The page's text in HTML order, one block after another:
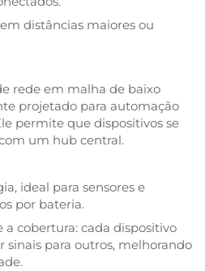
distâncias maiores ou
rede em malha de baixo
projetado para automação
permite que dispositivos se
um hub central.
ideal para sensores e
por bateria.
cobertura: cada dispositivo
para outros, melhorando